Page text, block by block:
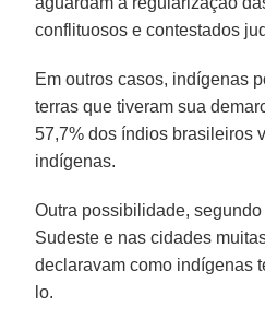
conflituosos e contestados
Em outros casos, indígenas
terras que tiveram sua
57,7% dos índios brasileiros
indígenas.
Outra possibilidade,
Sudeste e nas cidades
declaravam como indígenas
lo.